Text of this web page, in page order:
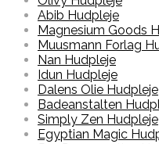
Abib Hudpleje
Magnesium Goods
Muusmann Forlag
Nan Hudpleje
Idun Hudpleje
Dalens Olie Hudpleje
Badeanstalten
Simply Zen Hudpleje
Egyptian Magic